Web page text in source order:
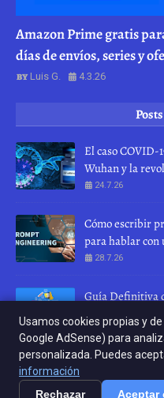
Amazon Prime gratis
días de envíos, series y
Luis G. 4.3.26
El caso
Wuhan y la
24.7.26
Cómo escribir
para hablar con
28.7.26
Guía Definitiva
herramientas
10.4.26
Crafted with
Crafted with
Usamos cookies propias y
Google AdSense) para
personalizada. Puedes
información
Rechazar
Aceptar